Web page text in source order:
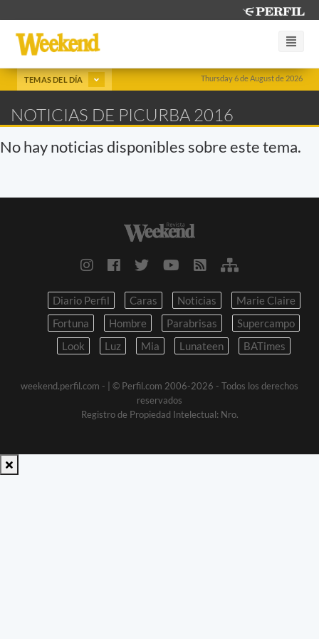
Thursday 6 de August de 2026
TEMAS DEL DÍA
NOTICIAS DE PICURBA 2016
No hay noticias disponibles sobre este tema.
Diario Perfil Caras Noticias
Marie Claire
Fortuna
Hombre Parabrisas
Supercampo
Look
Luz Mia Lunateen BATimes
weekend.perfil.com -
| © Perfil.com 2006-2026 - Todos los derechos
reservados
Registro de Propiedad Intelectual: Nro.